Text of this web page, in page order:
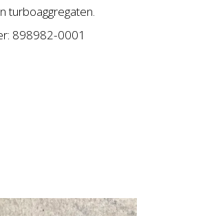
turboaggregaten.
898982-0001